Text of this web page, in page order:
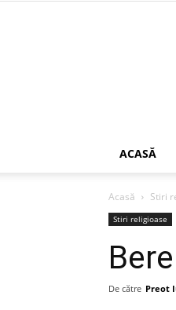
ACASĂ
Acasă Stiri
Stiri religioase
De către Preot